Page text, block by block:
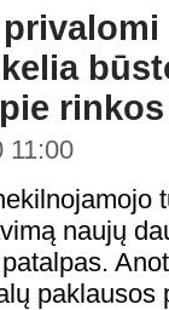
11:00
naujų
paklausos